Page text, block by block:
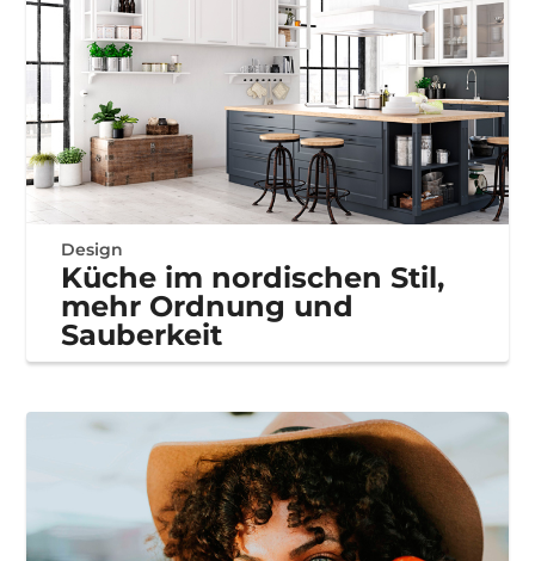
Design
Küche im nordischen Stil,
mehr Ordnung und
Sauberkeit